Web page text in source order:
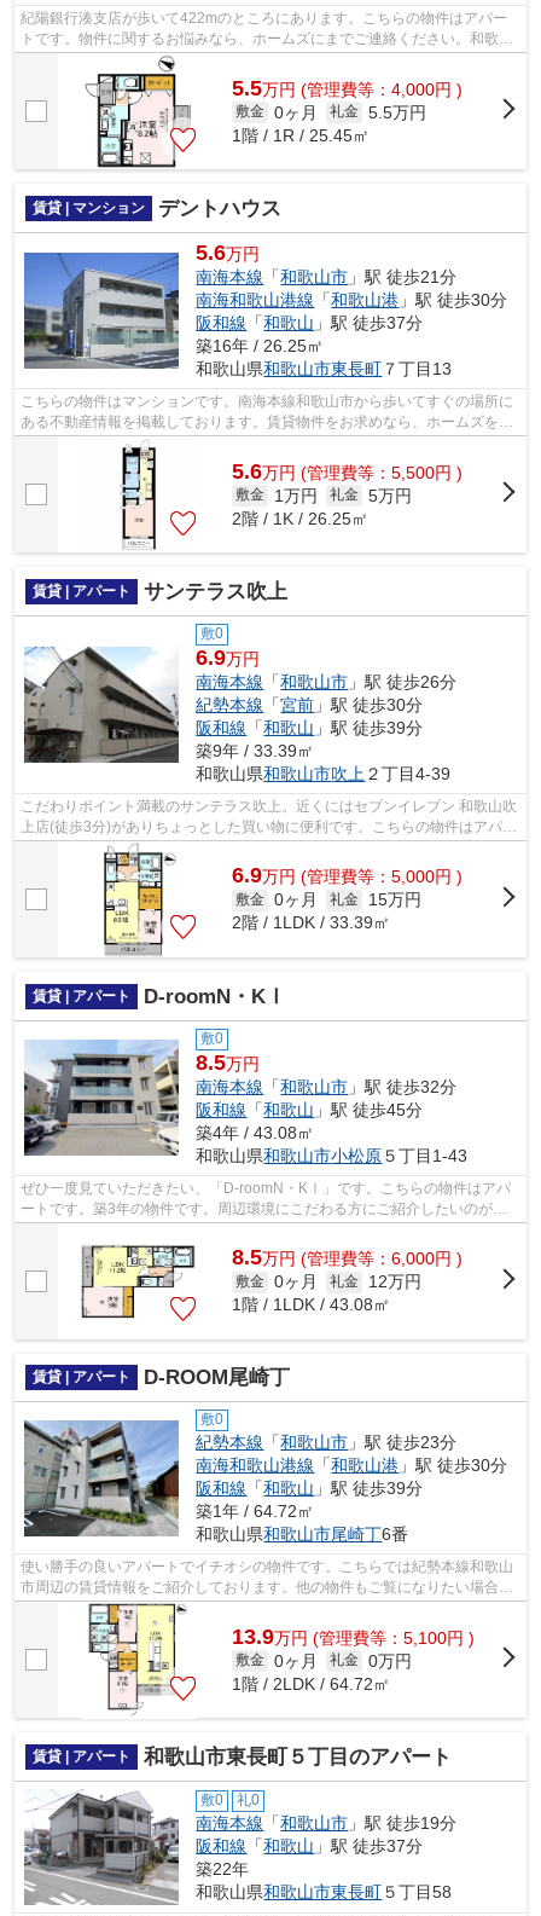
紀陽銀行湊支店が歩いて422mのところにあります。こちらの物件はアパー
トです。物件に関するお悩みなら、ホームズにまでご連絡ください。和歌山
市エリアにある紀勢本線和歌山市近くに...
5.5万円 (管理費等：4,000円 )
敷金 0ヶ月 礼金 5.5万円
1階 / 1R / 25.45㎡
賃貸 | マンション デントハウス
5.6万円
南海本線 「和歌山市 」駅 徒歩21分
南海和歌山港線 「和歌山港 」駅 徒歩30分
阪和線 「和歌山 」駅 徒歩37分
築16年 / 26.25㎡
和歌山県和歌山市東長町 ７丁目13
こちらの物件はマンションです。南海本線和歌山市から歩いてすぐの場所に
ある不動産情報を掲載しております。賃貸物件をお求めなら、ホームズをご
5.6万円 (管理費等：5,500円 )
敷金 1万円 礼金 5万円
2階 / 1K / 26.25㎡
賃貸 | アパート サンテラス吹上
敷0
6.9万円
南海本線 「和歌山市 」駅 徒歩26分
紀勢本線 「宮前 」駅 徒歩30分
阪和線 「和歌山 」駅 徒歩39分
築9年 / 33.39㎡
和歌山県和歌山市吹上 ２丁目4-39
こだわりポイント満載のサンテラス吹上。近くにはセブンイレブン 和歌山吹
上店(徒歩3分)がありちょっとした買い物に便利です。こちらの物件はアパー
トです。2016年に建設された物件で...
6.9万円 (管理費等：5,000円 )
敷金 0ヶ月 礼金
15万円
2階 / 1LDK / 33.39㎡
賃貸 | アパート D-roomN・KⅠ
敷0
8.5万円
南海本線 「和歌山市 」駅 徒歩32分
阪和線 「和歌山 」駅 徒歩45分
築4年 / 43.08㎡
和歌山県和歌山市小松原５丁目1-43
ぜひ一度見ていただきたい、「D-roomN・KⅠ」です。こちらの物件はアパ
ートです。築3年の物件です。周辺環境にこだわる方にご紹介したいのが和
歌山市エリアです。当社では、特に南海本...
8.5万円 (管理費等：6,000円 )
敷金 0ヶ月 礼金
12万円
1階 / 1LDK / 43.08㎡
賃貸 | アパート D-ROOM尾崎丁
敷0
紀勢本線 「和歌山市 」駅 徒歩23分
南海和歌山港線 「和歌山港 」駅 徒歩30分
阪和線 「和歌山 」駅 徒歩39分
築1年 / 64.72㎡
和歌山県和歌山市尾崎丁6番
使い勝手の良いアパートでイチオシの物件です。こちらでは紀勢本線和歌山
市周辺の賃貸情報をご紹介しております。他の物件もご覧になりたい場合
は、お気軽にお問い合わせください。
13.9万円 (管理費等：5,100円 )
敷金 0ヶ月 礼金 0万円
1階 / 2LDK / 64.72㎡
賃貸 | アパート 和歌山市東長町５丁目のアパート
敷0 礼0
南海本線 「和歌山市 」駅 徒歩19分
阪和線 「和歌山 」駅 徒歩37分
築22年
和歌山県和歌山市東長町５丁目58